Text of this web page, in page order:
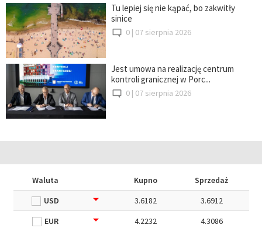
Tu lepiej się nie kąpać, bo zakwitły
sinice
0 | 07 sierpnia 2026
Jest umowa na realizację centrum
kontroli granicznej w Porc...
0 | 07 sierpnia 2026
Waluta Kupno
Sprzedaż
USD
3.6182
3.6912
EUR
4.2232
4.3086